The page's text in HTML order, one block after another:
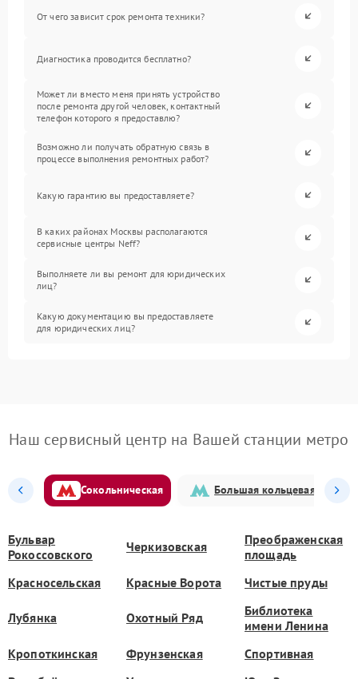
От чего зависит срок ремонта техники?
Диагностика проводится бесплатно?
Может ли вместо меня принять устройство
после ремонта другой человек, контактный
телефон которого я предоставлю?
Возможно ли получать обратную связь в
процессе выполнения ремонтных работ?
Какую гарантию вы предоставляете?
В каких районах Москвы располагаются
сервисные центры Neff?
Выполняете ли вы ремонт для юридических
лиц?
Какую документацию вы предоставляете
для юридических лиц?
Наш сервисный центр на Вашей станции метро
Сокольническая Большая кольцевая
Бульвар
Рокоссовского
Черкизовская
Преображенская
площадь
Красносельская
Красные Ворота Чистые пруды
Лубянка Охотный Ряд
Библиотека
имени Ленина
Кропоткинская
Фрунзенская
Спортивная